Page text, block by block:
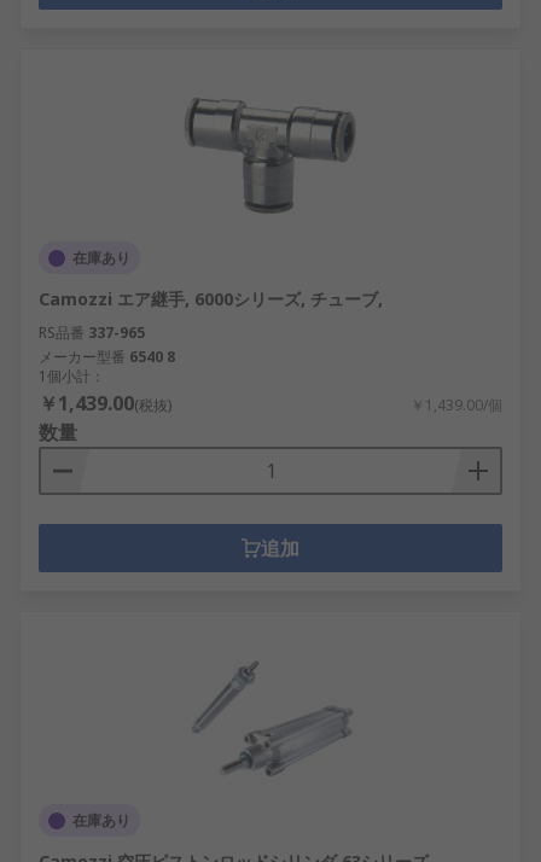
在庫あり
Camozzi エア継手, 6000シリーズ, チューブ,
RS品番 337-965
メーカー型番 6540 8
1個小計：
￥1,439.00(税抜) ￥1,439.00/個
数量
追加
在庫あり